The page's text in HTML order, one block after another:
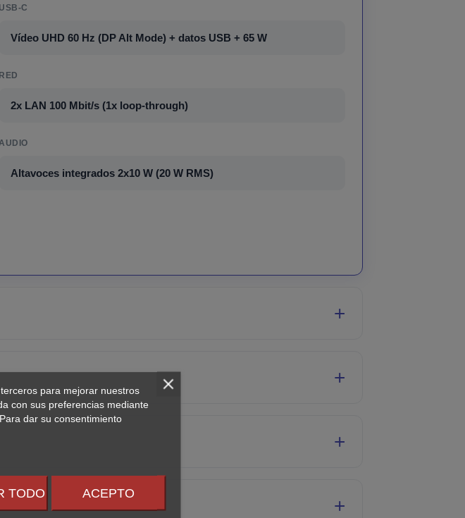
para mejorar nuestros
con sus preferencias mediante
dar su consentimiento
TODO ACEPTO
USB-C
Vídeo UHD 60 Hz (DP Alt Mode) + datos USB + 65 W
RED
2x LAN 100 Mbit/s (1x loop-through)
Altavoces integrados 2x10 W (20 W RMS)